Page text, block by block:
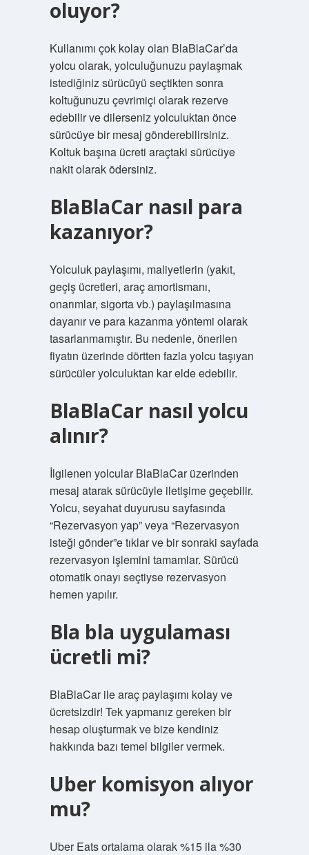
oluyor?
Kullanımı çok kolay olan BlaBlaCar’da
yolcu olarak, yolculuğunuzu paylaşmak
istediğiniz sürücüyü seçtikten sonra
koltuğunuzu çevrimiçi olarak rezerve
edebilir ve dilerseniz yolculuktan önce
sürücüye bir mesaj gönderebilirsiniz.
Koltuk başına ücreti araçtaki sürücüye
nakit olarak ödersiniz.
BlaBlaCar nasıl para
kazanıyor?
Yolculuk paylaşımı, maliyetlerin (yakıt,
geçiş ücretleri, araç amortismanı,
onarımlar, sigorta vb.) paylaşılmasına
dayanır ve para kazanma yöntemi olarak
tasarlanmamıştır. Bu nedenle, önerilen
fiyatın üzerinde dörtten fazla yolcu taşıyan
sürücüler yolculuktan kar elde edebilir.
BlaBlaCar nasıl yolcu
alınır?
İlgilenen yolcular BlaBlaCar üzerinden
mesaj atarak sürücüyle iletişime geçebilir.
Yolcu, seyahat duyurusu sayfasında
“Rezervasyon yap” veya “Rezervasyon
isteği gönder”e tıklar ve bir sonraki sayfada
rezervasyon işlemini tamamlar. Sürücü
otomatik onayı seçtiyse rezervasyon
hemen yapılır.
Bla bla uygulaması
ücretli mi?
BlaBlaCar ile araç paylaşımı kolay ve
ücretsizdir! Tek yapmanız gereken bir
hesap oluşturmak ve bize kendiniz
hakkında bazı temel bilgiler vermek.
Uber komisyon alıyor
mu?
Uber Eats ortalama olarak %15 ila %30